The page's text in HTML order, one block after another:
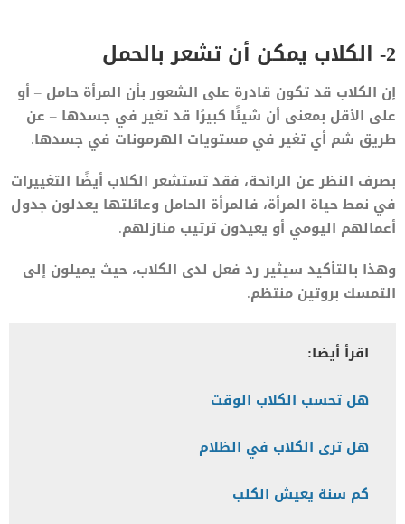
2- الكلاب يمكن أن تشعر بالحمل
إن الكلاب قد تكون قادرة على الشعور بأن المرأة حامل – أو
على الأقل بمعنى أن شيئًا كبيرًا قد تغير في جسدها – عن
طريق شم أي تغير في مستويات الهرمونات في جسدها.
بصرف النظر عن الرائحة، فقد تستشعر الكلاب أيضًا التغييرات
في نمط حياة المرأة، فالمرأة الحامل وعائلتها يعدلون جدول
أعمالهم اليومي أو يعيدون ترتيب منازلهم.
وهذا بالتأكيد سيثير رد فعل لدى الكلاب، حيث يميلون إلى
التمسك بروتين منتظم.
اقرأ أيضا:
هل تحسب الكلاب الوقت
هل ترى الكلاب في الظلام
كم سنة يعيش الكلب